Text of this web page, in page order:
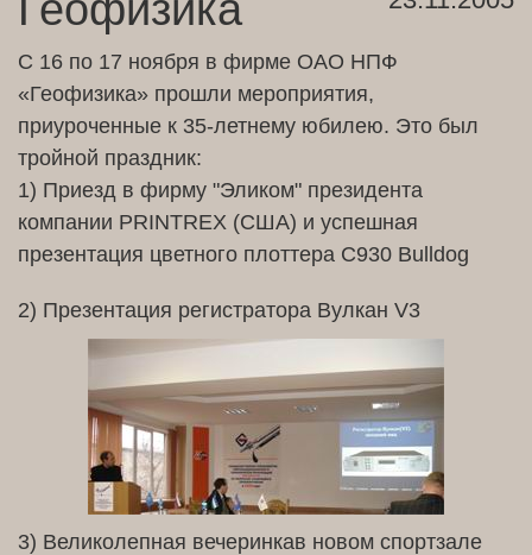
С 16 по 17 ноября в фирме ОАО НПФ
«Геофизика» прошли мероприятия,
приуроченные к 35-летнему юбилею. Это был
тройной праздник:
1) Приезд в фирму "Эликом" президента
компании PRINTREX (США) и успешная
презентация цветного плоттера C930 Bulldog
2) Презентация регистратора Вулкан V3
3) Великолепная вечеринкав новом спортзале